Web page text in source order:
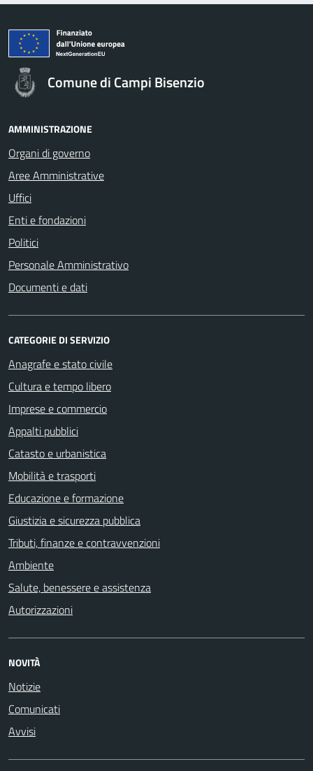
Comune di Campi Bisenzio
AMMINISTRAZIONE
Organi di governo
Aree Amministrative
Uffici
Enti e fondazioni
Politici
Personale Amministrativo
Documenti e dati
CATEGORIE DI SERVIZIO
Anagrafe e stato civile
Cultura e tempo libero
Imprese e commercio
Appalti pubblici
Catasto e urbanistica
Mobilità e trasporti
Educazione e formazione
Giustizia e sicurezza pubblica
Tributi, finanze e contravvenzioni
Ambiente
Salute, benessere e assistenza
Autorizzazioni
NOVITÀ
Notizie
Comunicati
Avvisi